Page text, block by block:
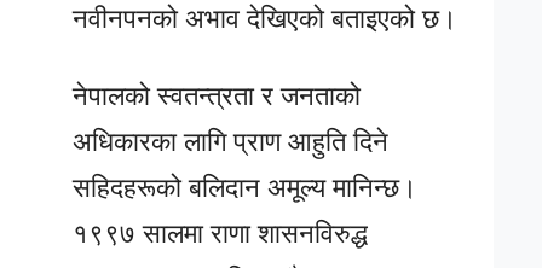
नवीनपनको अभाव देखिएको बताइएको छ।
नेपालको स्वतन्त्रता र जनताको
अधिकारका लागि प्राण आहुति दिने
सहिदहरूको बलिदान अमूल्य मानिन्छ।
१९९७ सालमा राणा शासनविरुद्ध